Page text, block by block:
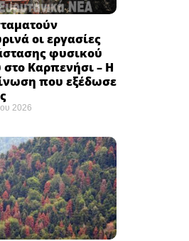
οι εργασίες
φυσικού
στο Καρπενήσι – Η
που εξέδωσε
2026